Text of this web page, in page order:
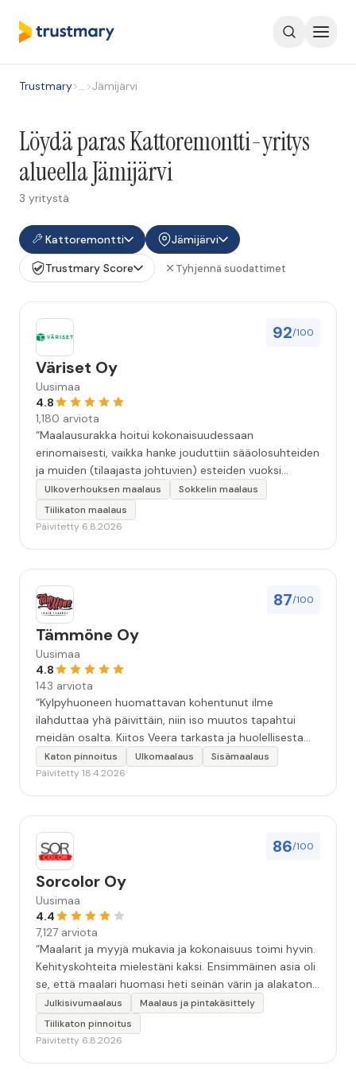
Trustmary>…>Jämijärvi
Löydä paras Kattoremontti-yritys
alueella Jämijärvi
3 yritystä
Kattoremontti
Jämijärvi
Trustmary Score
Tyhjennä suodattimet
92/100
Väriset Oy
Uusimaa
4.8
1,180 arviota
“Maalausurakka hoitui kokonaisuudessaan
erinomaisesti, vaikka hanke jouduttiin sääolosuhteiden
ja muiden (tilaajasta johtuvien) esteiden vuoksi
keskeyttämään n. 3 viikoksi. Maalaistulos on oikein
hyvä, yhteydenpito erinomaista, jälkityöt tehtiin
huolellisesti. Suosittelen. Erityiskiitos itse maalareille:
Ulkoverhouksen maalaus
Sokkelin maalaus
Tiilikaton maalaus
Päivitetty 6.8.2026
87/100
Tämmöne Oy
Uusimaa
4.8
143 arviota
“Kylpyhuoneen huomattavan kohentunut ilme
ilahduttaa yhä päivittäin, niin iso muutos tapahtui
meidän osalta. Kiitos Veera tarkasta ja huolellisesta
työstä, sekä ystävällisestä palvelusta!”
Katon pinnoitus Ulkomaalaus
Sisämaalaus
Päivitetty 18.4.2026
86/100
Sorcolor Oy
Uusimaa
4.4
7,127 arviota
“Maalarit ja myyjä mukavia ja kokonaisuus toimi hyvin.
Kehityskohteita mielestäni kaksi. Ensimmäinen asia oli
se, että maalari huomasi heti seinän värin ja alakaton
värin erot mitä en huomannut. Hyvä toki että siinä
kohtaa huomattu mutta toki optimaalisessa
tilanteessa myyjä olisi jo kiinnittänyt tähän huomiota.
Julkisivumaalaus
Maalaus ja pintakäsittely
Tiilikaton pinnoitus
Päivitetty 6.8.2026